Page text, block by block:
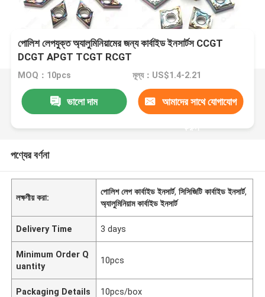
পোলিশ লেপযুক্ত অ্যালুমিনিয়ামের জন্য কার্বাইড ইনসার্টস CCGT
DCGT APGT TCGT RCGT
MOQ：10pcs মূল্য：US$1.4-2.21
ভালো দাম আমাদের সাথে যোগাযোগ
করুন
পণ্যের বর্ণনা
লক্ষণীয় করা:
পোলিশ লেপ কার্বাইড ইনসার্ট,সিসিজিটি কার্বাইড ইনসার্ট,
অ্যালুমিনিয়াম কার্বাইড ইনসার্ট
Delivery Time 3 days
Minimum Order Q
uantity
10pcs
Packaging Details 10pcs/box